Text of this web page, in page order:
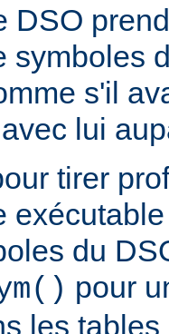
DSO
symboles
s'il
lui
tirer
du
pour
les